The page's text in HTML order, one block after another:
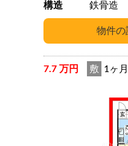
構造
鉄骨造
7.7 万円 敷 1ヶ月